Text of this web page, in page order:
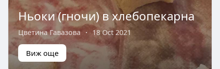
Ньоки (гночи) в хлебопекарна
Цветина Гавазова · 18 Oct 2021
Виж още